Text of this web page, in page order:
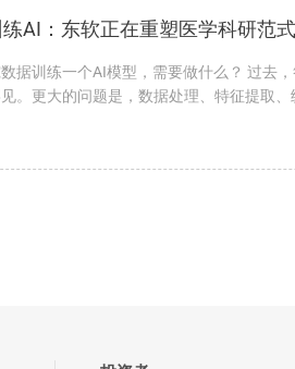
AI：东软正在重塑医学科研范式
据训练一个AI模型，需要做什么？ 过去
。更大的问题是，数据处理、特征提取